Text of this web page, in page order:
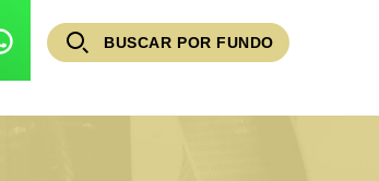
BUSCAR POR FUNDO